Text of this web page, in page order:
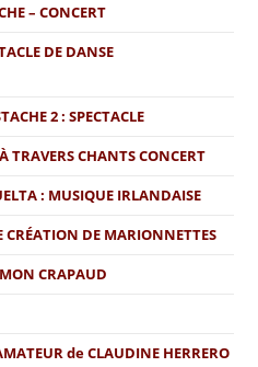
– CONCERT
DE DANSE
2 : SPECTACLE
TRAVERS CHANTS CONCERT
: MUSIQUE IRLANDAISE
CRÉATION DE MARIONNETTES
MON CRAPAUD
de CLAUDINE HERRERO